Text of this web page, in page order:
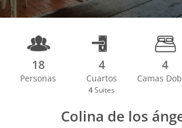
18
Personas
4
Cuartos
4 Suites
4
Camas
Colina de los